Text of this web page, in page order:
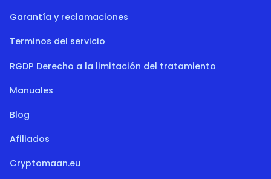
Garantía y reclamaciones
Terminos del servicio
RGDP Derecho a la limitación del tratamiento
Manuales
Blog
Afiliados
Cryptomaan.eu